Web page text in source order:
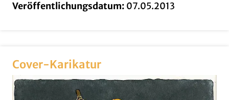
Ver­öf­fent­li­chungs­da­tum: 07.05.2013
Cover-Ka­ri­ka­tur